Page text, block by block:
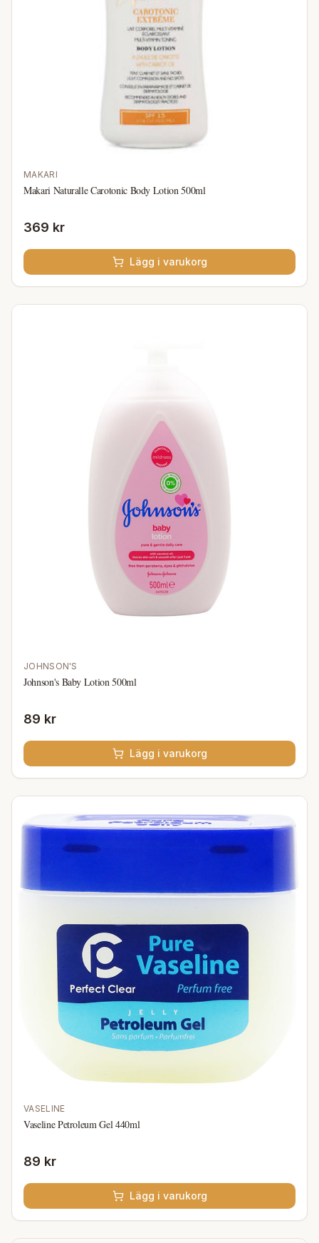
MAKARI
Makari Naturalle Carotonic Body Lotion 500ml
369 kr
Lägg i varukorg
JOHNSON'S
Johnson's Baby Lotion 500ml
89 kr
Lägg i varukorg
VASELINE
Vaseline Petroleum Gel 440ml
89 kr
Lägg i varukorg